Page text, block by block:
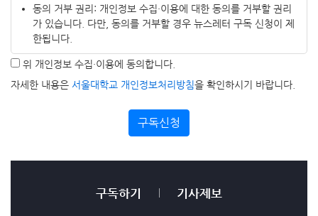
동의 거부 권리: 개인정보 수집·이용에 대한 동의를 거부할 권리
가 있습니다. 다만, 동의를 거부할 경우 뉴스레터 구독 신청이 제
한됩니다.
위 개인정보 수집·이용에 동의합니다.
자세한 내용은 서울대학교 개인정보처리방침을 확인하시기 바랍니다.
구독신청
구독하기 기사제보